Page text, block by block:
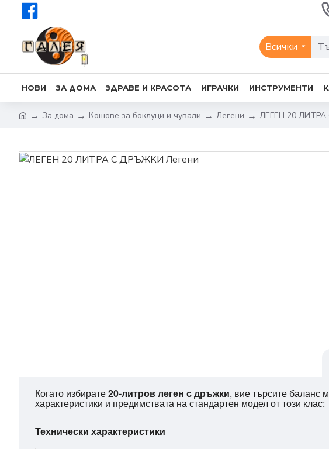
Всички
НОВИ ЗА ДОМА ЗДРАВЕ И КРАСОТА ИГРАЧКИ ИНСТРУМЕНТИ
За дома Кошове за боклуци и чували Легени ЛЕГЕН 20
Gemini
Когато избирате20-литров леген с дръжки, вие търсите баланс
характеристики и предимствата на стандартен модел от този клас:
Технически характеристики